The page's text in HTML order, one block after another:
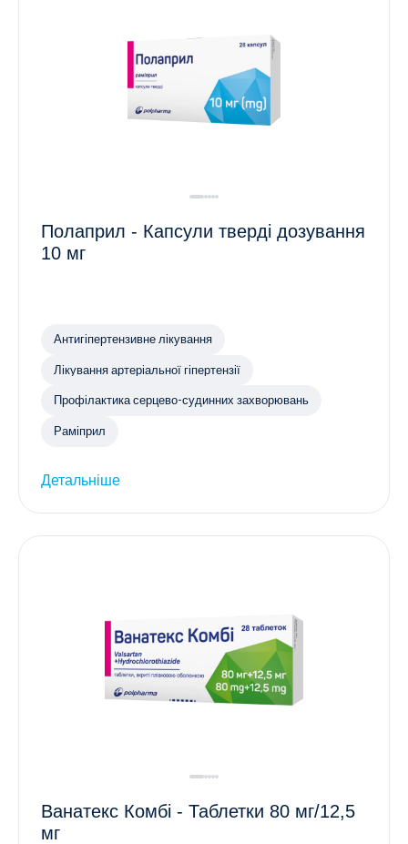
Полаприл - Капсули тверді дозування
10 мг
Антигіпертензивне лікування
Лікування артеріальної гіпертензії
Профілактика серцево-судинних захворювань
Раміприл
Детальніше
Ванатекс Комбі - Таблетки 80 мг/12,5
мг